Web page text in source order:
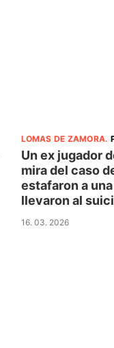
LOMAS DE ZAMORA.
Un ex jugador
mira del caso
estafaron a
llevaron al
16. 03. 2026